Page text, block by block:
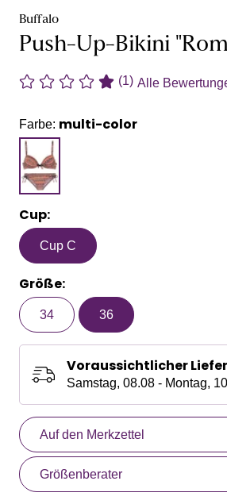
Buffalo
Push-Up-Bikini
(1) Alle
Farbe: multi-color
Cup:
Cup C
Größe:
34 36
Voraussichtlicher
Samstag, 08.08 - Montag,
Auf den Merkzettel
Größenberater